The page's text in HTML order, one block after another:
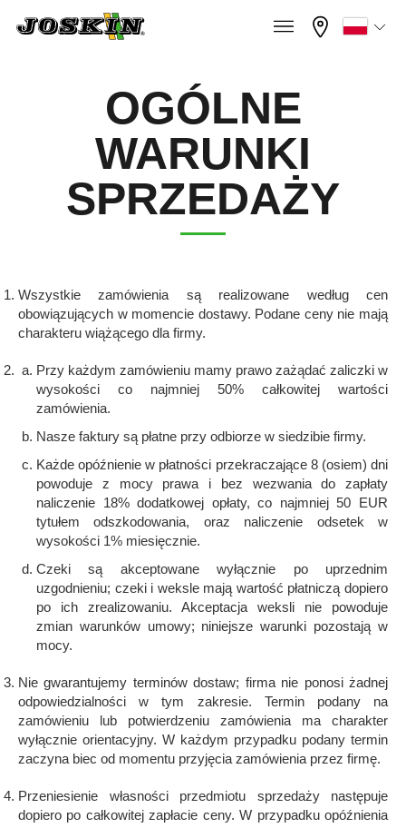
Menu
GAMA
ZNAJDŹ I KUP
STREFA JOSKIN
FAN SHOP
KONTAKT
MyJOSKIN
×
×
English
Deutsch
Español
Polski
Pobierz broszurę
Dansk
Română
Suomi
Magyar
OGÓLNE
WARUNKI
SPRZEDAŻY
Wszystkie zamówienia są realizowane według cen
obowiązujących w momencie dostawy. Podane ceny nie mają
charakteru wiążącego dla firmy.
Przy każdym zamówieniu mamy prawo zażądać zaliczki w
wysokości co najmniej 50% całkowitej wartości
zamówienia.
Nasze faktury są płatne przy odbiorze w siedzibie firmy.
Każde opóźnienie w płatności przekraczające 8 (osiem) dni
powoduje z mocy prawa i bez wezwania do zapłaty
naliczenie 18% dodatkowej opłaty, co najmniej 50 EUR
tytułem odszkodowania, oraz naliczenie odsetek w
wysokości 1% miesięcznie.
Czeki są akceptowane wyłącznie po uprzednim
uzgodnieniu; czeki i weksle mają wartość płatniczą dopiero
po ich zrealizowaniu. Akceptacja weksli nie powoduje
zmian warunków umowy; niniejsze warunki pozostają w
mocy.
Nie gwarantujemy terminów dostaw; firma nie ponosi żadnej
odpowiedzialności w tym zakresie. Termin podany na
zamówieniu lub potwierdzeniu zamówienia ma charakter
wyłącznie orientacyjny. W każdym przypadku podany termin
zaczyna biec od momentu przyjęcia zamówienia przez firmę.
Przeniesienie własności przedmiotu sprzedaży następuje
dopiero po całkowitej zapłacie ceny. W przypadku opóźnienia